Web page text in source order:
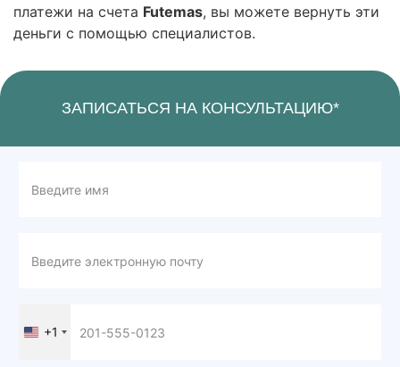
платежи на счета Futemas, вы можете вернуть эти
деньги с помощью специалистов.
ЗАПИСАТЬСЯ НА КОНСУЛЬТАЦИЮ*
United
+1